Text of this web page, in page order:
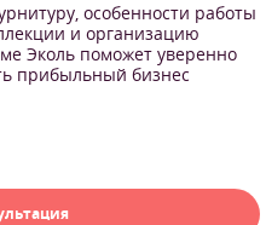
особенности работы
и организацию
Эколь поможет уверенно
прибыльный бизнес